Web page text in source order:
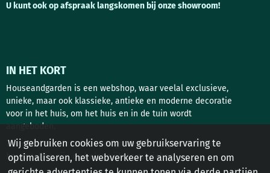
U kunt ook op afspraak langskomen bij onze showroom!
IN HET KORT
Houseandgarden is een webshop, waar veelal exclusieve,
unieke, maar ook klassieke, antieke en moderne decoratie
voor in het huis, om het huis en in de tuin wordt
aangeboden.
Tuindecoratie, interieur design, deurbeslag en antieke
bouwstoffen zijn de belangrijkste rubrieken!
Wij gebruiken cookies om uw gebruikservaring te
optimaliseren, het webverkeer te analyseren en om